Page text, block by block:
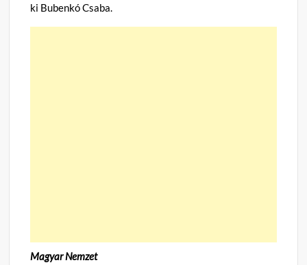
ki Bubenkó Csaba.
Magyar Nemzet